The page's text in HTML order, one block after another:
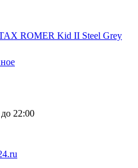
ROMER Kid II Steel Grey
22:00